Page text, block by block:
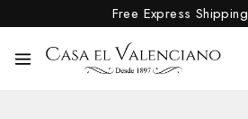
Free Express Shipping